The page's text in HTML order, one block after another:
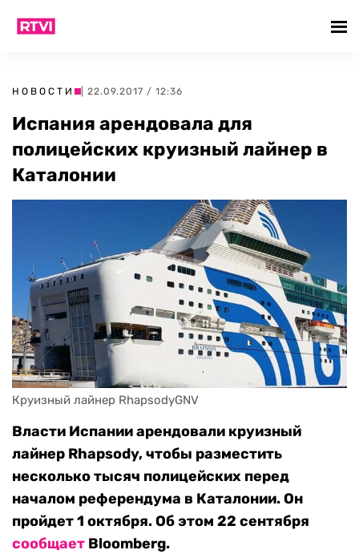
НОВОСТИ | 22.09.2017 / 12:36
Испания арендовала для
полицейских круизный лайнер в
Каталонии
Круизный лайнер RhapsodyGNV
Власти Испании арендовали круизный
лайнер Rhapsody, чтобы разместить
несколько тысяч полицейских перед
началом референдума в Каталонии. Он
пройдет 1 октября. Об этом 22 сентября
сообщает Bloomberg.